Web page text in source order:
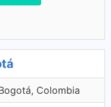
Colombia